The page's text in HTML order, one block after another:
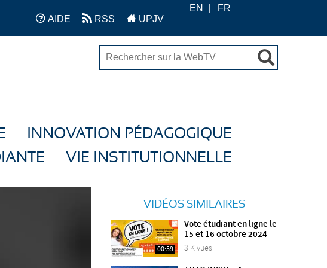
AIDE RSS UPJV
EN FR
INNOVATION PÉDAGOGIQUE
VIE INSTITUTIONNELLE
VIDÉOS SIMILAIRES
00:59
Vote étudiant en ligne le
15 et 16 octobre 2024
3 K vues